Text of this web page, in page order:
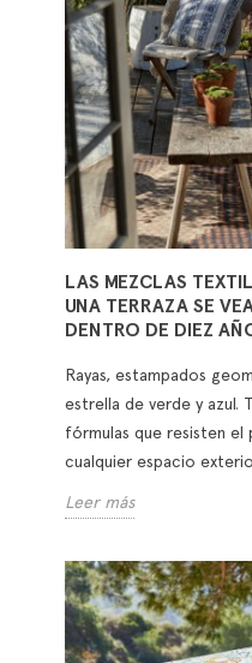
LAS MEZCLAS
UNA TERRAZA SE
DENTRO DE DIEZ
Rayas, estampados
estrella de verde y azul.
fórmulas que resisten el
cualquier espacio
Leer más